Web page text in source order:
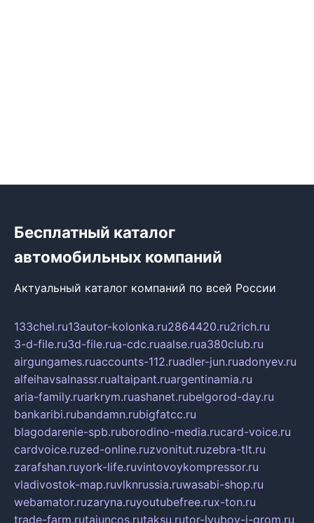
Бесплатный каталог
автомобильных компаний
Актуальный каталог компаний по всей России
133chel.ru13autor-kolonka.ru2864420.ru2rich.ru
3-d-file.ru3d-file.rua-cdc.ruaalse.rua380club.ru
airgungames.ruaccounts-112.ruadler-jun.ruadonyev.ru
alfeihavsalnassr.rualtaipant.ruargentinamia.ru
aria-family.ruarkrym.ruashanet.rubelgorod-day.ru
bankaribi.rubandamn.rubigfatcc.ru
blagodarenie-spb.ruborodino-media.rucard-voice.ru
cardvoice.ruzed-online.ruzvonitut.ruzebra-tlt.ru
zarafshan.ruyork-life.ruvintovoykompressor.ru
vladivostok-map.ruvlknrussia.ruwasabi-shop.ru
webamator.ruzaryna.ruyoutubefree.rux-ton.ru
trade-farm.rutajuncos.rutaksu.rutor-lyubov-i-grom.ru